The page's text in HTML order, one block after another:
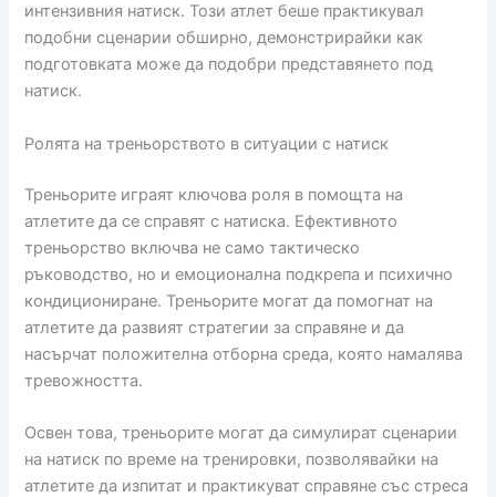
интензивния натиск. Този атлет беше практикувал
подобни сценарии обширно, демонстрирайки как
подготовката може да подобри представянето под
натиск.
Ролята на треньорството в ситуации с натиск
Треньорите играят ключова роля в помощта на
атлетите да се справят с натиска. Ефективното
треньорство включва не само тактическо
ръководство, но и емоционална подкрепа и психично
кондициониране. Треньорите могат да помогнат на
атлетите да развият стратегии за справяне и да
насърчат положителна отборна среда, която намалява
тревожността.
Освен това, треньорите могат да симулират сценарии
на натиск по време на тренировки, позволявайки на
атлетите да изпитат и практикуват справяне със стреса